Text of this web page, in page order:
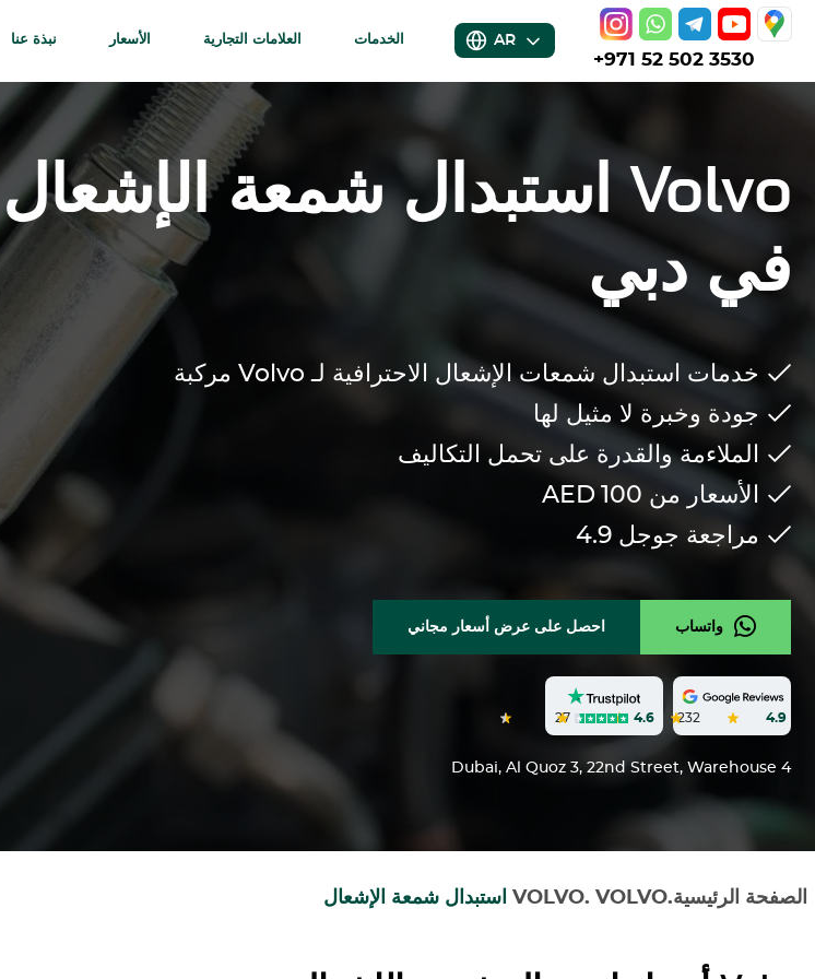
الخدمات العلامات التجارية الأسعار نبذة عنا AR
+971 52 502 3530
Volvoاستبدال شمعة الإشعال
في دبي
خدمات استبدال شمعات الإشعال الاحترافية لـ Volvo مركبة
جودة وخبرة لا مثيل لها
الملاءمة والقدرة على تحمل التكاليف
الأسعار من 100
AED
مراجعة جوجل 4.9
واتساب احصل على عرض أسعار مجاني
4.9
232
4.6
27
Dubai, Al Quoz 3, 22nd Street, Warehouse 4
الصفحة الرئيسية.
VOLVO
.
VOLVO استبدال شمعة الإشعال